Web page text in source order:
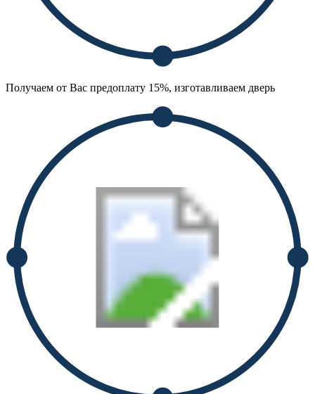
Получаем от Вас предоплату 15%, изготавливаем дверь